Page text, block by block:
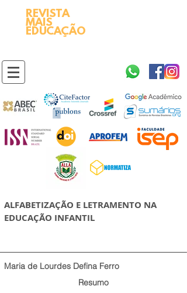
REVISTA
MAIS
EDUCAÇÃO
ALFABETIZAÇÃO E LETRAMENTO NA
EDUCAÇÃO INFANTIL
Maria de Lourdes Defina Ferro
Resumo